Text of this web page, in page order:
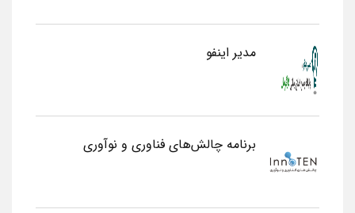
مدیر اینفو
برنامه چالش‌های فناوری و نوآوری